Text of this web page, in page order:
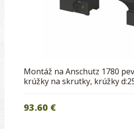
Montáž na Anschutz 1780
krúžky na skrutky, krúžky
93.60 €